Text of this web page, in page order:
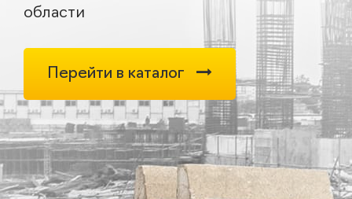
области
Перейти в каталог